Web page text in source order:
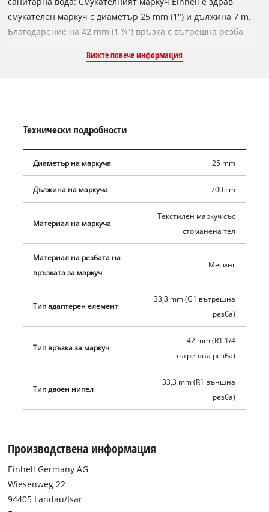
смукателен маркуч с диаметър 25 mm (1") и дължина 7 m.
Благодарение на 42 mm (1 ¼") връзка с вътрешна резба,
месингов нипел с 33,3 mm (1") външна резба, смукателният
със санитарна вода. Комплектът смукателен маркуч
включва адаптер с вътрешна резба 33,3 mm (1") и месингов
нипел с външна резба 33,3 mm (1"). Комплектът включва и
изработен от неръждаема стомана с фини мрежи.
Вижте повече информация
Технически подробности
Диаметър на маркуча 25 mm
Дължина на маркуча 700 cm
Материал на маркуча
Текстилен маркуч със
стоманена тел
Материал на резбата на
връзката за маркуч
Месинг
Тип адаптерен елемент
33,3 mm (G1 вътрешна
резба)
Тип връзка за маркуч
42 mm (R1 1/4
вътрешна резба)
Тип двоен нипел
33,3 mm (R1 външна
резба)
Производствена информация
Einhell Germany AG
Wiesenweg 22
94405 Landau/Isar